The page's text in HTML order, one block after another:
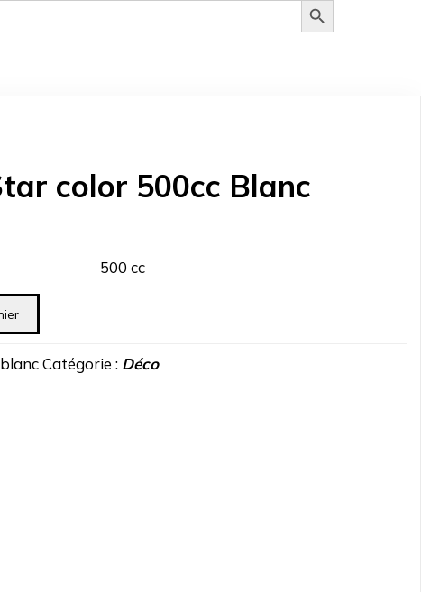
color 500cc Blanc
500 cc
Catégorie : Déco